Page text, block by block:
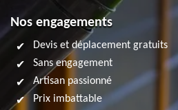
Nos engagements
Devis et déplacement gratuits
Sans engagement
Artisan passionné
Prix imbattable